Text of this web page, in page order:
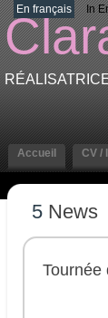
En français In
Accueil CV /
5 News
Tournée